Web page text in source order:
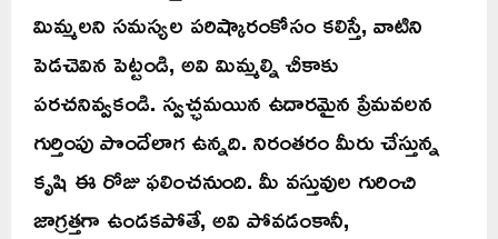
మిమ్మలని సమస్యల పరిష్కారంకోసం కలిస్తే, వాటిని
పెడచెవిన పెట్టండి, అవి మిమ్మల్ని చీకాకు
పరచనివ్వకండి. స్వచ్ఛమయిన ఉదారమైన ప్రేమవలన
గుర్తింపు పొందేలాగ ఉన్నది. నిరంతరం మీరు చేస్తున్న
కృషి ఈ రోజు ఫలించనుంది. మీ వస్తువుల గురించి
జాగ్రత్తగా ఉండకపోతే, అవి పోవడంకానీ,